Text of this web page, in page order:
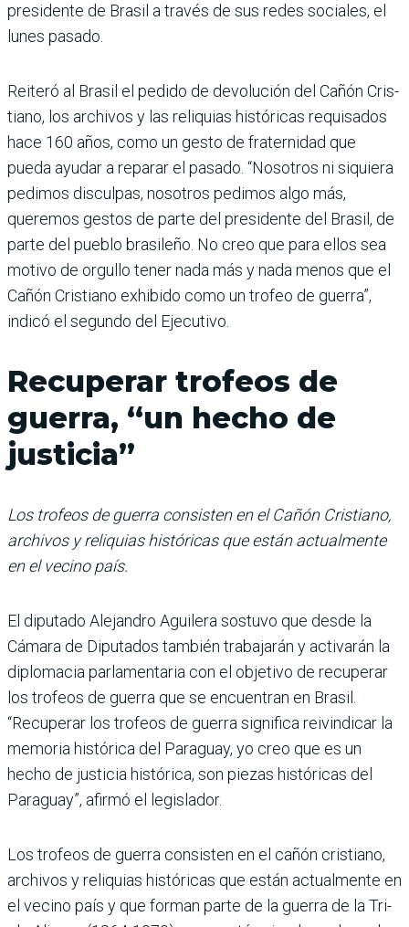
pre­sidente de Brasil a través de sus redes sociales, el
lunes pasado.
Reiteró al Brasil el pedido de devolución del Cañón Cris­
tiano, los archivos y las reli­quias históricas requisados
hace 160 años, como un gesto de fraternidad que
pueda ayu­dar a reparar el pasado. “Noso­tros ni siquiera
pedimos dis­culpas, nosotros pedimos algo más,
queremos gestos de parte del presidente del Brasil, de
parte del pueblo brasileño. No creo que para ellos sea
motivo de orgullo tener nada más y nada menos que el
Cañón Cris­tiano exhibido como un trofeo de guerra”,
indicó el segundo del Ejecutivo.
Recuperar trofeos de
guerra, “un hecho de
justicia”
Los trofeos de guerra consisten en el Cañón Cristiano,
archivos y reliquias históricas que están actualmente
en el vecino país.
El diputado Alejandro Agui­lera sostuvo que desde la
Cámara de Diputados tam­bién trabajarán y activarán la
diplomacia parlamentaria con el objetivo de recuperar
los trofeos de guerra que se encuentran en Brasil.
“Recu­perar los trofeos de guerra sig­nifica reivindicar la
memo­ria histórica del Paraguay, yo creo que es un
hecho de justi­cia histórica, son piezas histó­ricas del
Paraguay”, afirmó el legislador.
Los trofeos de guerra con­sisten en el cañón cristiano,
archivos y reliquias históri­cas que están actualmente en
el vecino país y que forman parte de la guerra de la Tri­